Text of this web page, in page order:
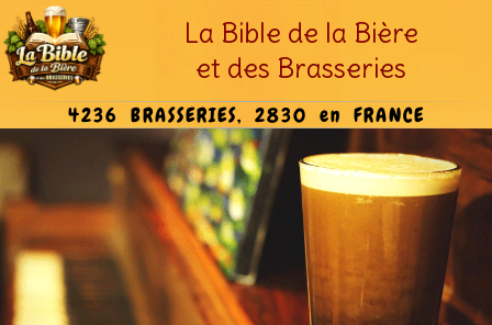
La Bible de la Bière
et des Brasseries
4236 BRASSERIES, 2830 en FRANCE